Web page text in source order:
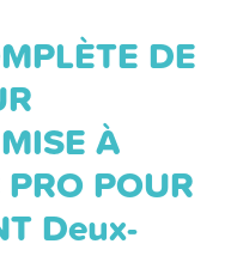
DE
À
POUR
Deux-